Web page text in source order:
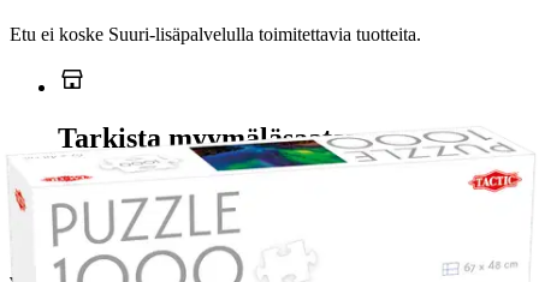
Etu ei koske Suuri‑lisäpalvelulla toimitettavia tuotteita.
Tarkista myymäläsaatavuus
Ei saatavilla